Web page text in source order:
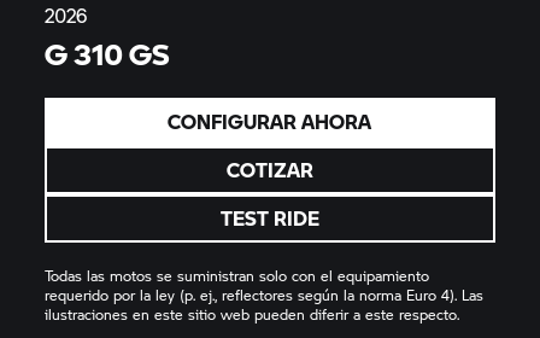
2026
G 310 GS
CONFIGURAR AHORA
COTIZAR
TEST RIDE
Todas las motos se suministran solo con el equipamiento
requerido por la ley (p. ej., reflectores según la norma Euro 4). Las
ilustraciones en este sitio web pueden diferir a este respecto.